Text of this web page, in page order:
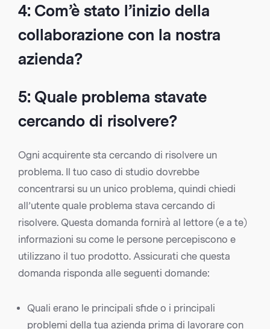
4: Com’è stato l’inizio della
collaborazione con la nostra
azienda?
5: Quale problema stavate
cercando di risolvere?
Ogni acquirente sta cercando di risolvere un
problema. Il tuo caso di studio dovrebbe
concentrarsi su un unico problema, quindi chiedi
all’utente quale problema stava cercando di
risolvere. Questa domanda fornirà al lettore (e a te)
informazioni su come le persone percepiscono e
utilizzano il tuo prodotto. Assicurati che questa
domanda risponda alle seguenti domande:
Quali erano le principali sfide o i principali
problemi della tua azienda prima di lavorare con